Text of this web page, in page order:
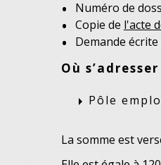
Numéro de
Copie de l'acte
Demande
Où s’adresser
arrow_right Pôle
La somme est